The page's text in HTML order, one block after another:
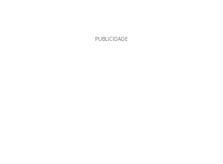
PUBLICIDADE